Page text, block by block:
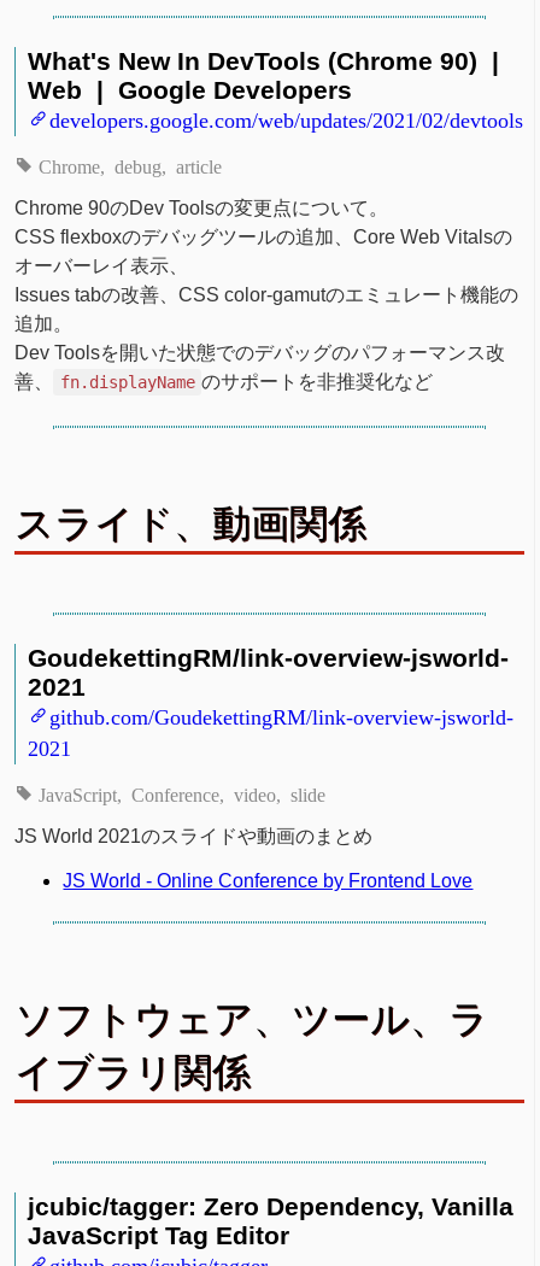
What's New In DevTools (Chrome 90) |
Web | Google Developers
developers.google.com/web/updates/2021/02/devtools
Chrome debug article
Chrome 90のDev Toolsの変更点について。
CSS flexboxのデバッグツールの追加、Core Web Vitalsの
オーバーレイ表示、
Issues tabの改善、CSS color-gamutのエミュレート機能の
追加。
Dev Toolsを開いた状態でのデバッグのパフォーマンス改
善、
fn.displayName のサポートを非推奨化など
スライド、動画関係
GoudekettingRM/link-overview-jsworld-
2021
github.com/GoudekettingRM/link-overview-jsworld-
2021
JavaScript Conference video slide
JS World 2021のスライドや動画のまとめ
JS World - Online Conference by Frontend Love
ソフトウェア、ツール、ラ
イブラリ関係
jcubic/tagger: Zero Dependency, Vanilla
JavaScript Tag Editor